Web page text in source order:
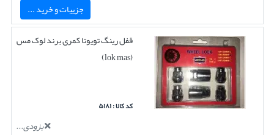
جزییات و خرید ...
قفل رینگ تویوتا کمری برند لوک مس
(lok mas)
کد کالا : ۵۱۸۱
بزودی...